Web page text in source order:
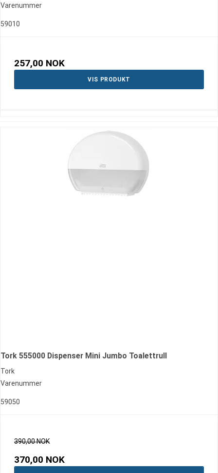
Varenummer
59010
257,00 NOK
VIS PRODUKT
Tork 555000 Dispenser Mini Jumbo Toalettrull
Tork
Varenummer
59050
390,00 NOK
370,00 NOK